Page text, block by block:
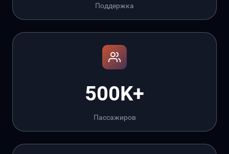
Поддержка
500K+
Пассажиров